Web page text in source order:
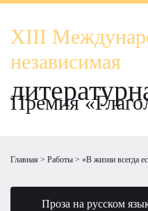
XIII
независимая
Премия
Главная Работы «В жизни всегда
Проза на русском